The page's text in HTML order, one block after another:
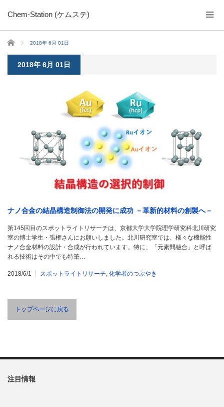
Chem-Station (ケムステ)
ホーム 2018年 6月 01日
2018年 6月 01日
ナノ合金の結晶構造制御法の開発に成功 －革新的材料の創製へ－
第145回目のスポットライトリサーチは、京都大学大学院理学研究科北川研究
室の博士学生・張権さんにお願いしました。北川研究室では、様々な機能性
ナノ合金材料の設計・合成が行われています。特に、「元素間融合」と呼ば
れる技術はその中でも特筆…
2018/6/1 スポットライトリサーチ, 化学者のつぶやき
トップページに戻る
注目情報